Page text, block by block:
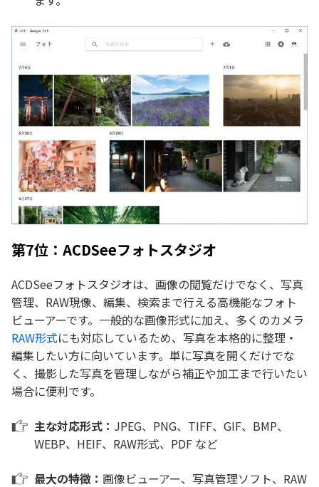
第7位：ACDSeeフォトスタジオ
ACDSeeフォトスタジオは、画像の閲覧だけでなく、写真
管理、RAW現像、編集、検索まで行える高機能なフォト
ビューアーです。一般的な画像形式に加え、多くのカメラ
RAW形式にも対応しているため、写真を本格的に整理・
編集したい方に向いています。単に写真を開くだけでな
く、撮影した写真を管理しながら補正や加工まで行いたい
場合に便利です。
主な対応形式： JPEG、PNG、TIFF、GIF、BMP、
WEBP、HEIF、RAW形式、PDF など
最大の特徴： 画像ビューアー、写真管理ソフト、RAW